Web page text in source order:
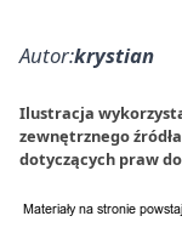
Autor:krystian
Ilustracja
zewnętrznego
dotyczących praw